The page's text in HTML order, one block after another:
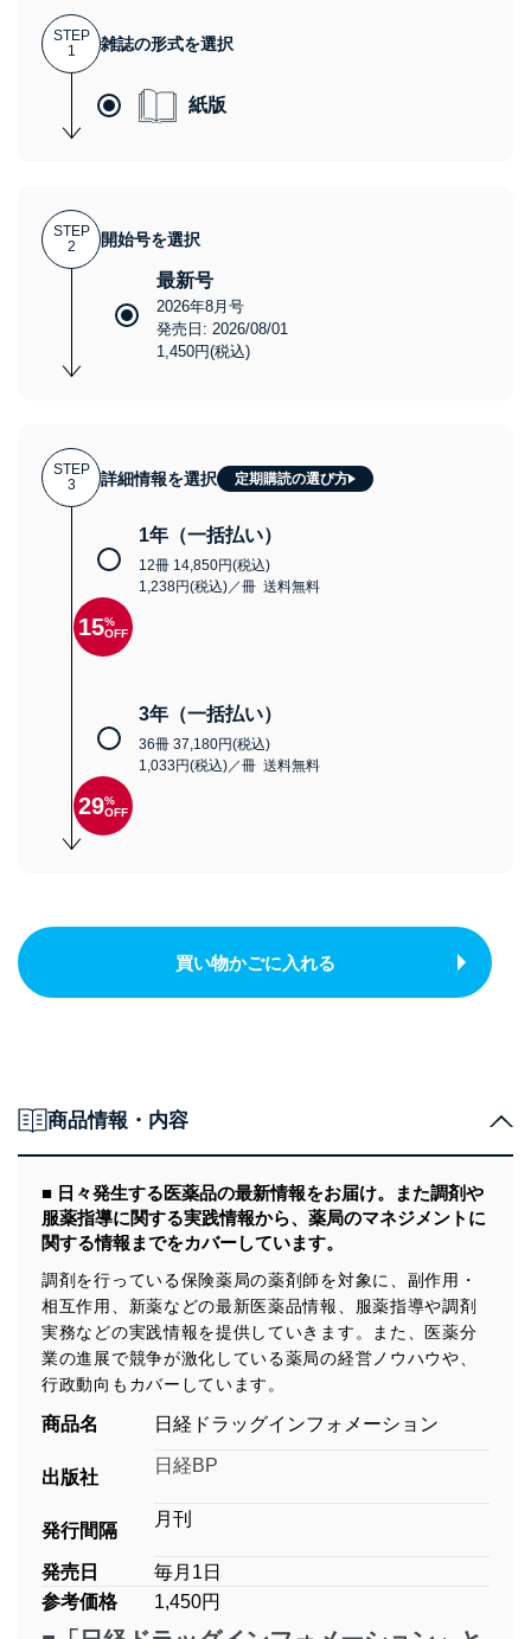
STEP
1
雑誌の形式を選択
紙版
STEP
2
開始号を選択
最新号
2026年8月号
発売日: 2026/08/01
1,450円(税込)
STEP
3
詳細情報を選択 定期購読の選び方
1年（一括払い）
12冊 14,850円(税込)
1,238円(税込)／冊 送料無料
15%
OFF
3年（一括払い）
36冊 37,180円(税込)
1,033円(税込)／冊 送料無料
29%
OFF
買い物かごに入れる
商品情報・内容
■ 日々発生する医薬品の最新情報をお届け。また調剤や
服薬指導に関する実践情報から、薬局のマネジメントに
関する情報までをカバーしています。
調剤を行っている保険薬局の薬剤師を対象に、副作用・
相互作用、新薬などの最新医薬品情報、服薬指導や調剤
実務などの実践情報を提供していきます。また、医薬分
業の進展で競争が激化している薬局の経営ノウハウや、
行政動向もカバーしています。
商品名 日経ドラッグインフォメーション
出版社
日経BP
発行間隔
月刊
発売日
毎月1日
参考価格
1,450円